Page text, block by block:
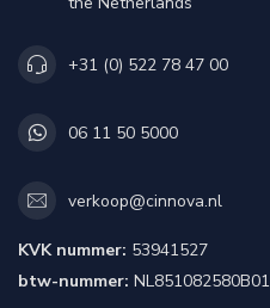
+31 (0) 522 78 47 00
06 11 50 5000
verkoop@cinnova.nl
KVK nummer: 53941527
btw-nummer: NL851082580B01